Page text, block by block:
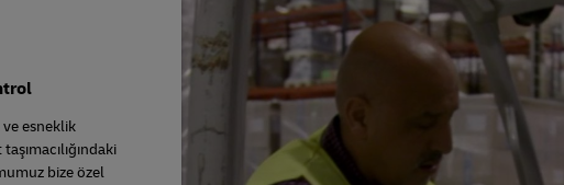
esneklik
bize özel